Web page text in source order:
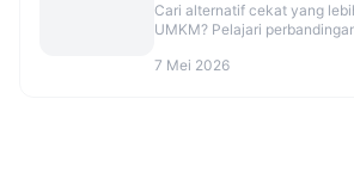
Cari alternatif cekat yang
UMKM? Pelajari
7 Mei 2026